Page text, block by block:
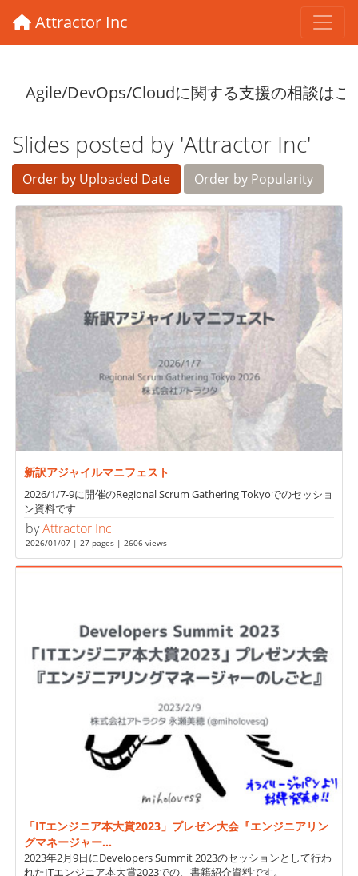
Attractor Inc
Slides posted by 'Attractor Inc'
Order by Uploaded Date Order by Popularity
新訳アジャイルマニフェスト
2026/1/7-9に開催のRegional Scrum Gathering Tokyoでのセッショ
ン資料です
byAttractor Inc
2026/01/07 | 27 pages | 2606 views
「ITエンジニア本大賞2023」プレゼン大会『エンジニアリン
グマネージャー...
2023年2月9日にDevelopers Summit 2023のセッションとして行わ
れたITエンジニア本大賞2023での、書籍紹介資料です。